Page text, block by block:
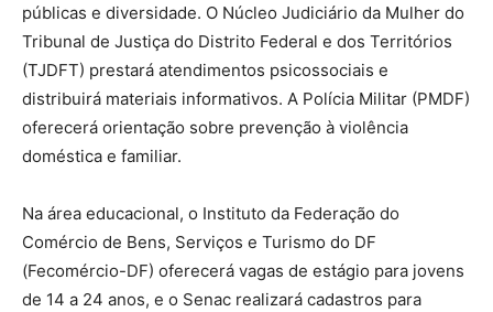
públicas e diversidade. O Núcleo Judiciário da Mulher do
Tribunal de Justiça do Distrito Federal e dos Territórios
(TJDFT) prestará atendimentos psicossociais e
distribuirá materiais informativos. A Polícia Militar (PMDF)
oferecerá orientação sobre prevenção à violência
doméstica e familiar.
Na área educacional, o Instituto da Federação do
Comércio de Bens, Serviços e Turismo do DF
(Fecomércio-DF) oferecerá vagas de estágio para jovens
de 14 a 24 anos, e o Senac realizará cadastros para